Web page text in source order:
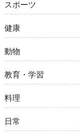
スポーツ
健康
動物
教育・学習
料理
日常